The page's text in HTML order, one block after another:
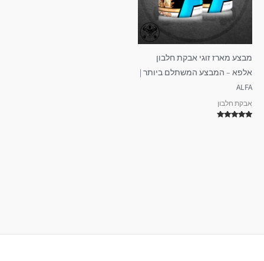
מבצע מארז זוגי אבקת חלבון
אלפא – המבצע המשתלם ביותר |
ALFA
אבקת חלבון